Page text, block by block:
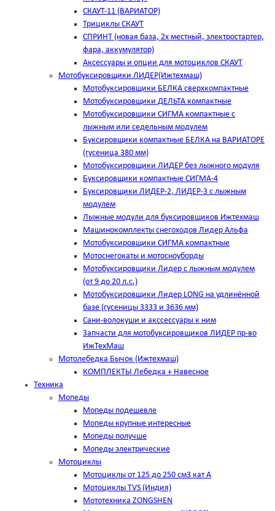
СКАУТ-11 (ВАРИАТОР)
Трициклы СКАУТ
СПРИНТ (новая база, 2х местный, электростартер,
фара, аккумулятор)
Аксессуары и опции для мотоциклов СКАУТ
Мотобуксировщики ЛИДЕР(Ижтехмаш)
Мотобуксировщики БЕЛКА сверхкомпактные
Мотобуксировщики ДЕЛЬТА компактные
Мотобуксировщики СИГМА компактные с
лыжным или седельным модулем
Буксировщики компактные БЕЛКА на ВАРИАТОРЕ
(гусеница 380 мм)
Мотобуксировщики ЛИДЕР без лыжного модуля
Буксировщики компактные СИГМА-4
Буксировщики ЛИДЕР-2, ЛИДЕР-3 c лыжным
модулем
Лыжные модули для буксировщиков Ижтехмаш
Машинокомплекты снегоходов Лидер Альфа
Мотобуксировщики СИГМА компактные
Мотоснегокаты и мотосноуборды
Мотобуксировщики Лидер с лыжным модулем
(от 9 до 20 л.с.)
Мотобуксировщики Лидер LONG на удлинённой
базе (гусеницы 3333 и 3636 мм)
Сани-волокуши и акссессуары к ним
Запчасти для мотобуксировщиков ЛИДЕР пр-во
ИжТехМаш
Мотолебедка Бычок (Ижтехмаш)
КОМПЛЕКТЫ Лебедка + Навесное
Техника
Мопеды
Мопеды подешевле
Мопеды крупные интересные
Мопеды получше
Мопеды электрические
Мотоциклы
Мотоциклы от 125 до 250 см3 кат А
Мотоциклы TVS (Индия)
Мототехника ZONGSHEN